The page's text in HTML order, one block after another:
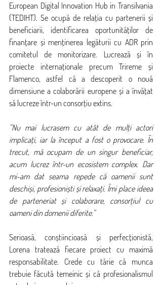
European Digital Innovation Hub in Transilvania
(TEDIHT). Se ocupă de relația cu partenerii și
beneficiarii, identificarea oportunităților de
finanțare și menținerea legăturii cu ADR prin
comitetul de monitorizare. Lucrează și în
proiecte internaționale precum Trireme și
Flamenco, astfel că a descoperit o nouă
dimensiune a colaborării europene și a învățat
să lucreze într-un consorțiu extins.
”Nu mai lucrasem cu atât de mulți actori
implicați, iar la început a fost o provocare. În
trecut, mă ocupam de un singur beneficiar,
acum lucrez într-un ecosistem complex. Dar
mi-am dat seama repede că oamenii sunt
deschiși, profesioniști și relaxați. Îmi place ideea
de parteneriat și colaborare, consorțiul cu
oameni din domenii diferite.”
Serioasă, conștiincioasă și perfecționistă,
Lorena tratează fiecare proiect cu maximă
responsabilitate. Crede cu tărie că munca
trebuie făcută temeinic și că profesionalismul